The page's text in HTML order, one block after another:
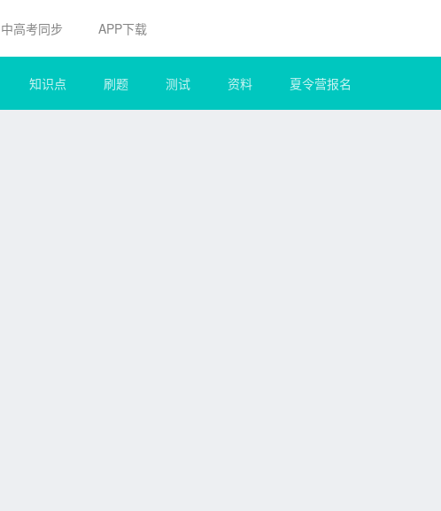
中高考同步 APP下载
知识点 刷题 测试 资料 夏令营报名